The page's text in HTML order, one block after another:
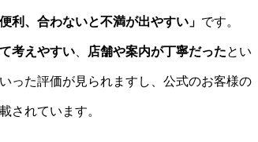
利、合わないと不満が出やすい」 です。
考えやすい 店舗や案内が丁寧だったとい
った評価が見られますし、公式のお客様の
されています。